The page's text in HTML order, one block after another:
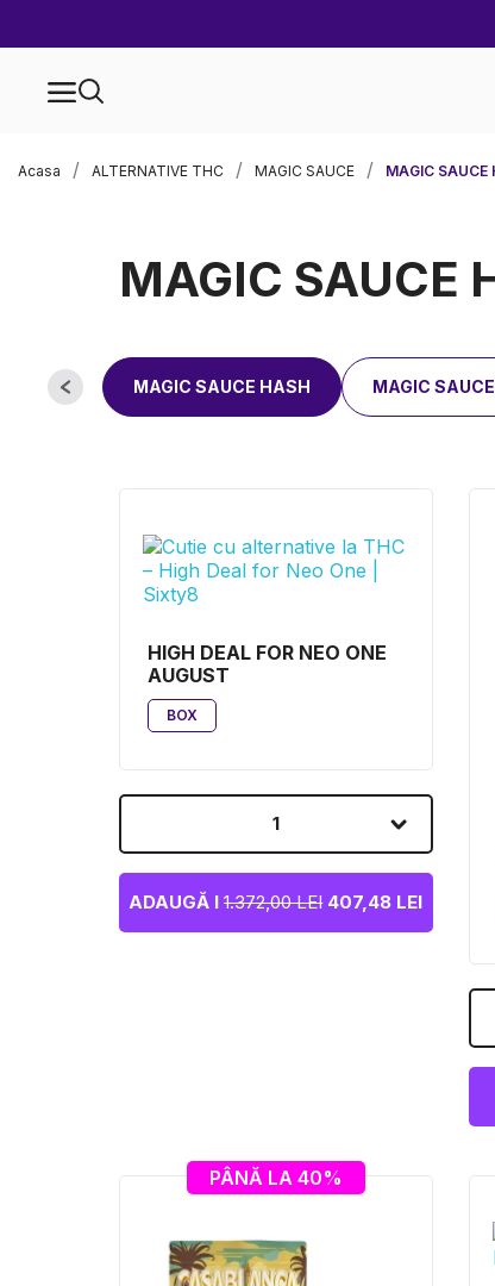
Acasa ALTERNATIVE THC MAGIC SAUCE MAGIC SAUCE
MAGIC SAUCE
MAGIC
MAGIC SAUCE HASH
HIGH DEAL FOR NEO ONE
AUGUST
BOX
1
ADAUGĂ I1.372,00 LEI407,48 LEI
PÂNĂ LA 40%